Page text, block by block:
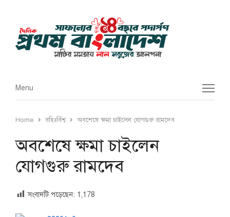
Menu
Menu
Home বহিঃর্বিশ্ব অবশেষে ক্ষমা চাইলেন যোগগুরু রামদেব
অবশেষে ক্ষমা চাইলেন
যোগগুরু রামদেব
সংবাদটি পড়েছেন: 1,178